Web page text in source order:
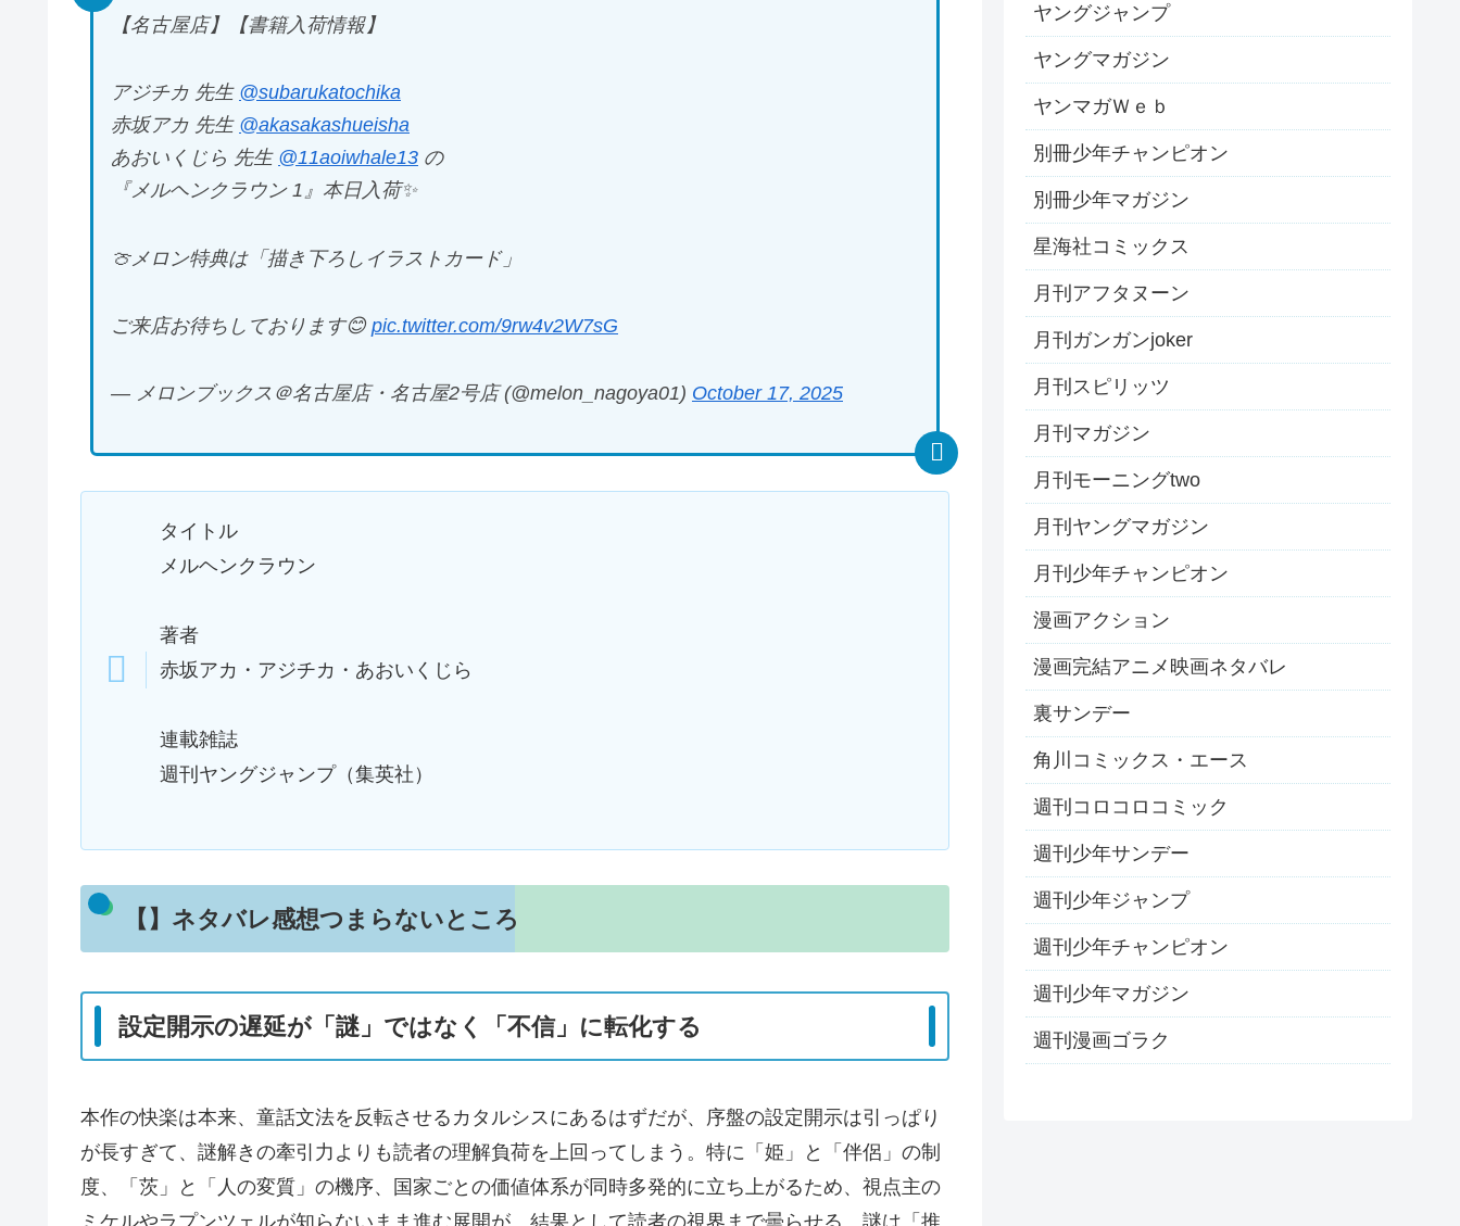
【名古屋店】【書籍入荷情報】
アジチカ 先生 @subarukatochika
赤坂アカ 先生 @akasakashueisha
あおいくじら 先生 @11aoiwhale13 の
『メルヘンクラウン 1』本日入荷✨
🍈メロン特典は「描き下ろしイラストカード」
ご来店お待ちしております😊 pic.twitter.com/9rw4v2W7sG
— メロンブックス＠名古屋店・名古屋2号店 (@melon_nagoya01) October 17, 2025
タイトル
メルヘンクラウン
著者
赤坂アカ・アジチカ・あおいくじら
連載雑誌
週刊ヤングジャンプ（集英社）
【】ネタバレ感想つまらないところ
設定開示の遅延が「謎」ではなく「不信」に転化する
本作の快楽は本来、童話文法を反転させるカタルシスにあるはずだが、序盤の設定開示は引っぱり
が長すぎて、謎解きの牽引力よりも読者の理解負荷を上回ってしまう。特に「姫」と「伴侶」の制
度、「茨」と「人の変質」の機序、国家ごとの価値体系が同時多発的に立ち上がるため、視点主の
ミケルやラプンツェルが知らないまま進む展開が、結果として読者の視界まで曇らせる。謎は「推
ヤングジャンプ
ヤングマガジン
ヤンマガＷｅｂ
別冊少年チャンピオン
別冊少年マガジン
星海社コミックス
月刊アフタヌーン
月刊ガンガンjoker
月刊スピリッツ
月刊マガジン
月刊モーニングtwo
月刊ヤングマガジン
月刊少年チャンピオン
漫画アクション
漫画完結アニメ映画ネタバレ
裏サンデー
角川コミックス・エース
週刊コロコロコミック
週刊少年サンデー
週刊少年ジャンプ
週刊少年チャンピオン
週刊少年マガジン
週刊漫画ゴラク